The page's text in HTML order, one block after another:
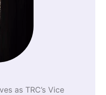
as TRC’s Vice